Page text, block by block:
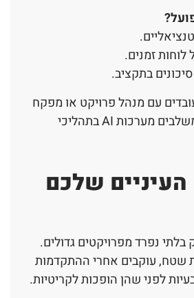
?
לוחות זמנים.
בתקציב.
עם מנהל פרויקט או מפקח
בנייה, וודאו שהם משלבים מערכות AI בתהליכי
שלכם
נפרד מפרויקטים גדולים.
שטח, עוקבים אחרי ההתקדמות
לפני שהן הופכות לקריטיות.